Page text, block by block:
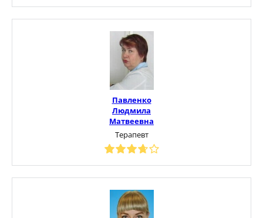
Павленко
Людмила
Матвеевна
Терапевт